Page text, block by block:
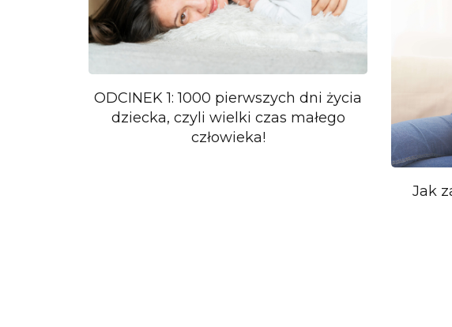
ODCINEK 1: 1000 pierwszych dni życia
dziecka, czyli wielki czas małego
człowieka!
Jak